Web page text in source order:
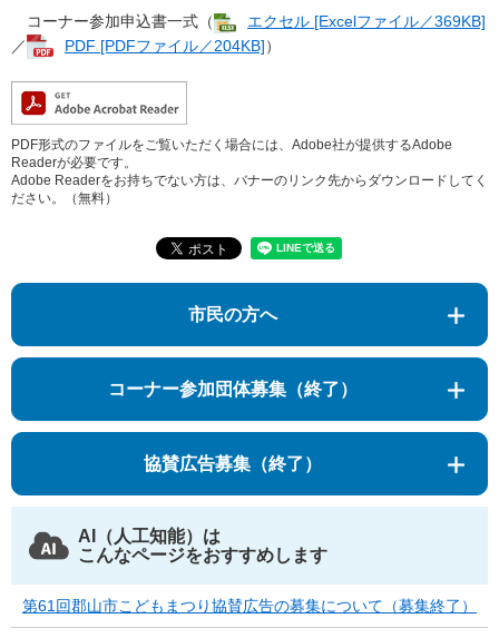
コーナー参加申込書一式（
エクセル [Excelファイル／369KB]
／
PDF [PDFファイル／204KB]）
PDF形式のファイルをご覧いただく場合には、Adobe社が提供するAdobe
Readerが必要です。
Adobe Readerをお持ちでない方は、バナーのリンク先からダウンロードしてく
ださい。（無料）
市民の方へ
コーナー参加団体募集（終了）
協賛広告募集（終了）
AI（人工知能）は
こんなページをおすすめします
第61回郡山市こどもまつり協賛広告の募集について（募集終了）